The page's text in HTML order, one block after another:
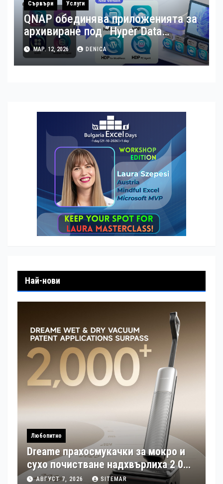
Сървъри Услуги
QNAP обединява приложенията за
архивиране под “Hyper Data
Protection”
МАР. 12, 2026 DENICA
Най-нови
Любопитно
Dreame прахосмукачки за мокро и
сухо почистване надхвърлиха 2 000
патентни заявки в световен мащаб
АВГУСТ 7, 2026 SITEMAR